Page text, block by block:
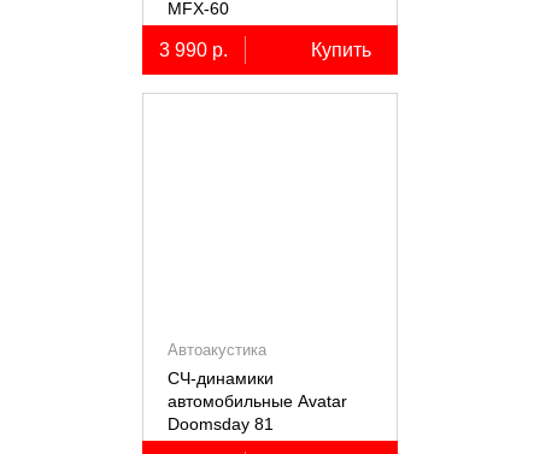
MFX-60
3 990 р. Купить
Автоакустика
СЧ-динамики
автомобильные Avatar
Doomsday 81